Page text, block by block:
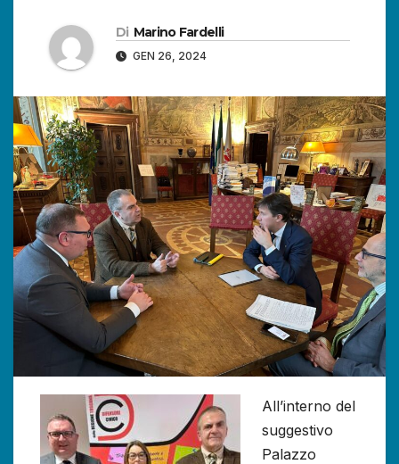
Di Marino Fardelli
GEN 26, 2024
All’interno del
suggestivo
Palazzo